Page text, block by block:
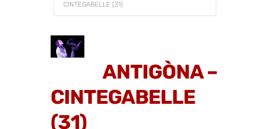
CINTEGABELLE (31)
ANTIGÒNA –
CINTEGABELLE
(31)